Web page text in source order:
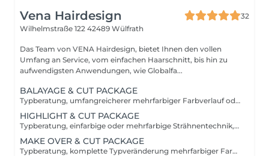
Vena Hairdesign
32
Wilhelmstraße 122 42489 Wülfrath
Das Team von VENA Hairdesign, bietet Ihnen den vollen
Umfang an Service, vom einfachen Haarschnitt, bis hin zu
aufwendigsten Anwendungen, wie Globalfa...
BALAYAGE & CUT PACKAGE
Typberatung, umfangreicherer mehrfarbiger Farbverlauf oder mehrfarbige Strähnentechnik, Glossing, Treatment, Waschen, Pflegen, Schneiden und Stylen. UNSERE ALL-INCLUSIVE PREISE Wir möchten mit unseren Rundum-sorglos-Paketen eine transparente und einfache Preisdarstellung anbieten. Wählen Sie eines unser folgenden Pakete zum garantierten Festpreis und genießen Sie entspannt Ihren Besuch in unserem Salon.
HIGHLIGHT & CUT PACKAGE
Typberatung, einfarbige oder mehrfarbige Strähnentechnik, Glossing, Waschen, Pflegen, Schneiden und Stylen. UNSERE ALL-INCLUSIVE PREISE Wir möchten mit unseren Rundum-sorglos-Paketen eine transparente und einfache Preisdarstellung anbieten. Wählen Sie eines unser folgenden Pakete zum garantierten Festpreis und genießen Sie entspannt Ihren Besuch in unserem Salon.
MAKE OVER & CUT PACKAGE
Typberatung, komplette Typveränderung mehrfarbiger Farbverlauf oder mehrfarbige Strähnentechnik, Glossing, Treatment, Waschen, Pflegen, Schneiden und Stylen. UNSERE ALL-INCLUSIVE PREISE Wir möchten mit unseren Rundum-sorglos-Paketen eine transparente und einfache Preisdarstellung anbieten. Wählen Sie eines unser folgenden Pakete zum garantierten Festpreis und genießen Sie entspannt Ihren Besuch in unserem Salon.